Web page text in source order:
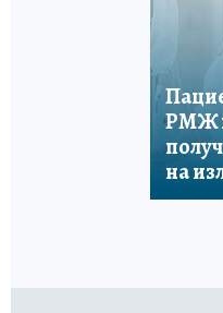
РМЖ
на